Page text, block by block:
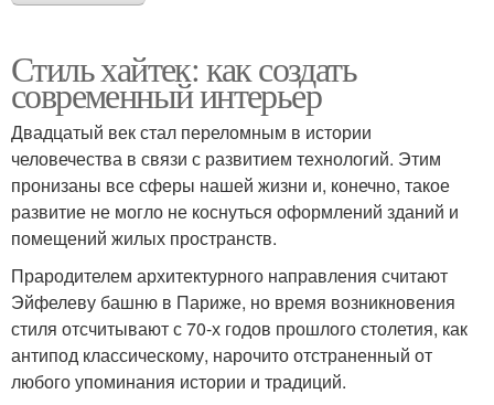
Стиль хайтек: как создать
современный интерьер
Двадцатый век стал переломным в истории
человечества в связи с развитием технологий. Этим
пронизаны все сферы нашей жизни и, конечно, такое
развитие не могло не коснуться оформлений зданий и
помещений жилых пространств.
Прародителем архитектурного направления считают
Эйфелеву башню в Париже, но время возникновения
стиля отсчитывают с 70-х годов прошлого столетия, как
антипод классическому, нарочито отстраненный от
любого упоминания истории и традиций.